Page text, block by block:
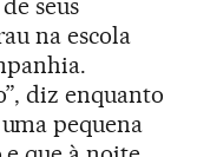
na escola
diz enquanto
pequena